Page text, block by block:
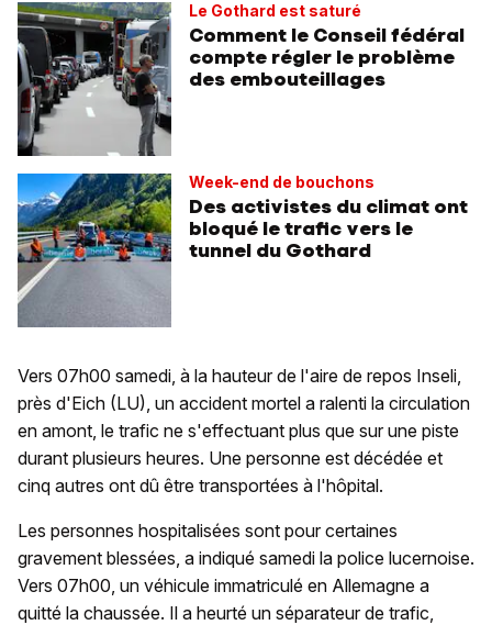
Le Gothard est saturé
Comment le Conseil fédéral
compte régler le problème
des embouteillages
Week-end de bouchons
Des activistes du climat ont
bloqué le trafic vers le
tunnel du Gothard
Vers 07h00 samedi, à la hauteur de l'aire de repos Inseli,
près d'Eich (LU), un accident mortel a ralenti la circulation
en amont, le trafic ne s'effectuant plus que sur une piste
durant plusieurs heures. Une personne est décédée et
cinq autres ont dû être transportées à l'hôpital.
Les personnes hospitalisées sont pour certaines
gravement blessées, a indiqué samedi la police lucernoise.
Vers 07h00, un véhicule immatriculé en Allemagne a
quitté la chaussée. Il a heurté un séparateur de trafic,